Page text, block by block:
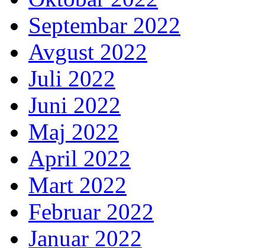
Septembar 2022
Avgust 2022
Juli 2022
Juni 2022
Maj 2022
April 2022
Mart 2022
Februar 2022
Januar 2022